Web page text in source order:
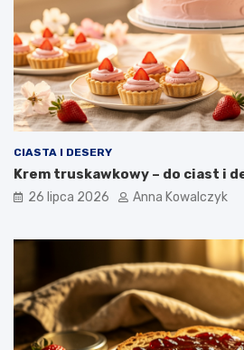
CIASTA I DESERY
Krem truskawkowy – do ciast i
26 lipca 2026 Anna Kowalczyk